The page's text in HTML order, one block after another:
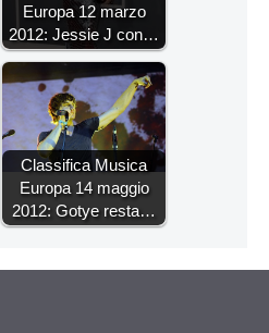
Europa 12 marzo
2012: Jessie J con…
Classifica Musica
Europa 14 maggio
2012: Gotye resta…